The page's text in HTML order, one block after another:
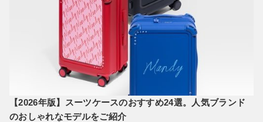
【2026年版】スーツケースのおすすめ24選。人気ブランド
のおしゃれなモデルをご紹介